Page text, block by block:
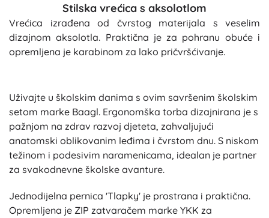
Stilska vrećica s aksolotlom
Vrećica izrađena od čvrstog materijala s veselim
dizajnom aksolotla. Praktična je za pohranu obuće i
opremljena je karabinom za lako pričvršćivanje.
Uživajte u školskim danima s ovim savršenim školskim
setom marke Baagl. Ergonomška torba dizajnirana je s
pažnjom na zdrav razvoj djeteta, zahvaljujući
anatomski oblikovanim leđima i čvrstom dnu. S niskom
težinom i podesivim naramenicama, idealan je partner
za svakodnevne školske avanture.
Jednodijelna pernica 'Tlapky' je prostrana i praktična.
Opremljena je ZIP zatvaračem marke YKK za